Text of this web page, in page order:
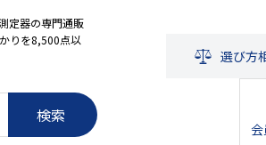
定器の専門通販
りを8,500点以
選び方
検索